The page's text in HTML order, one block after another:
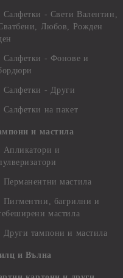
Салфетки - Свети Валентин,
Любов, Рожден
Салфетки - Фонове и
Салфетки - Други
Салфетки на пакет
и мастила
Апликатори и
Перманентни мастила
Пигментни, багрилни и
мастила
Други тампони и мастила
и Вълна